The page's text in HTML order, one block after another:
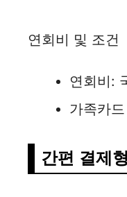
연회비 및 조건
연회비:
가족카
간편 결제